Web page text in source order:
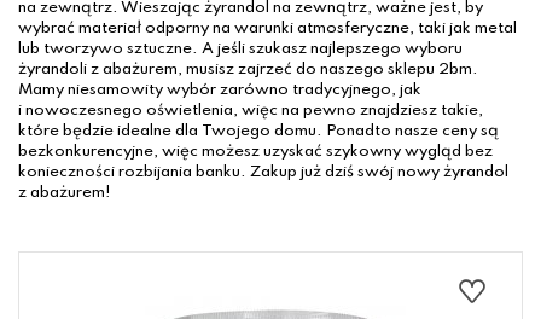
na zewnątrz. Wieszając żyrandol na zewnątrz, ważne jest, by
wybrać materiał odporny na warunki atmosferyczne, taki jak metal
lub tworzywo sztuczne. A jeśli szukasz najlepszego wyboru
żyrandoli z abażurem, musisz zajrzeć do naszego sklepu 2bm.
Mamy niesamowity wybór zarówno tradycyjnego, jak
i nowoczesnego oświetlenia, więc na pewno znajdziesz takie,
które będzie idealne dla Twojego domu. Ponadto nasze ceny są
bezkonkurencyjne, więc możesz uzyskać szykowny wygląd bez
konieczności rozbijania banku. Zakup już dziś swój nowy żyrandol
z abażurem!